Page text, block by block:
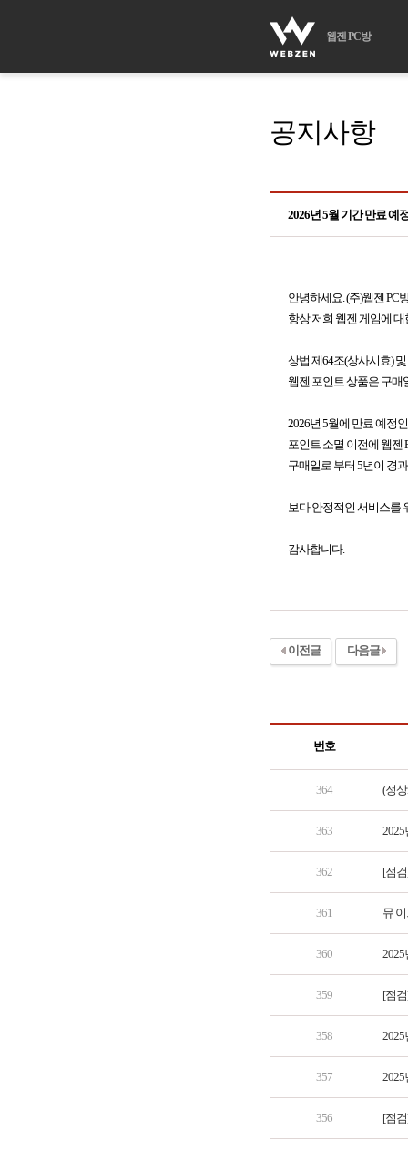
웹젠 PC방
공지사항
2026년 5월 기간 만료 예
안녕하세요. (주)웹젠 PC
항상 저희 웹젠 게임에
상법 제64조(상사시효)
웹젠 포인트 상품은 구매
2026년 5월에 만료 예정
포인트 소멸 이전에 웹젠
구매일로 부터 5년이 경
보다 안정적인 서비스를
감사합니다.
이전글 다음글
번호
364 (정
363 2025
362 [점
361 뮤
360 2025
359 [점
358 2025
357 2025
356 [점